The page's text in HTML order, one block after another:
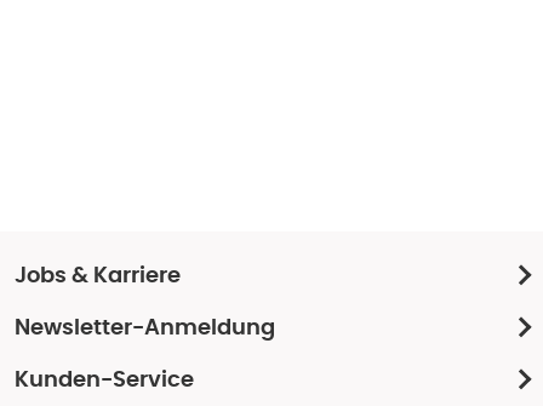
Jobs & Karriere
Newsletter-Anmeldung
Kunden-Service